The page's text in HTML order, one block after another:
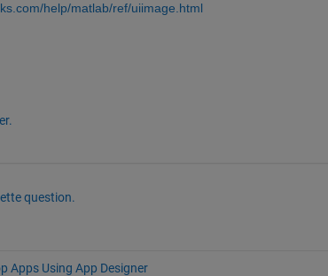
help/matlab/ref/uiimage.html
question.
Apps Using App Designer